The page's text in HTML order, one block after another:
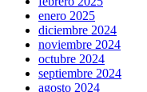
enero 2025
diciembre 2024
noviembre 2024
octubre 2024
septiembre 2024
agosto 2024